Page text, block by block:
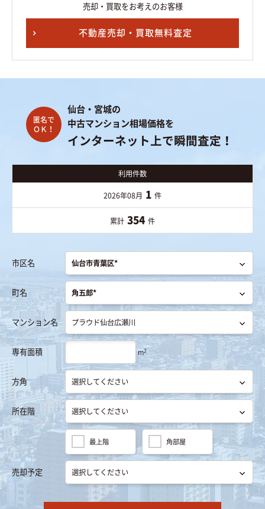
売却・買取をお考えのお客様
不動産売却・買取無料査定
仙台・宮城の
中古マンション相場価格を
インターネット上で瞬間査定！
利用件数
2026年08月 1 件
累計 354 件
市区名
町名
マンション名
専有面積 m2
方角
所在階
最上階 角部屋
売却予定